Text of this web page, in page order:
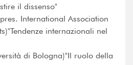
il dissenso"
International Association
internazionali nel
di Bologna)"Il ruolo della